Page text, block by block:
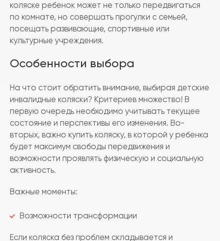
коляске ребенок может не только передвигаться
по комнате, но совершать прогулки с семьей,
посещать развивающие, спортивные или
культурные учреждения.
Особенности выбора
На что стоит обратить внимание, выбирая детские
инвалидные коляски? Критериев множество! В
первую очередь необходимо учитывать текущее
состояние и перспективы его изменения. Во-
вторых, важно купить коляску, в которой у ребенка
будет максимум свободы передвижения и
возможности проявлять физическую и социальную
активность.
Важные моменты:
Возможности трансформации
Если коляска без проблем складывается и